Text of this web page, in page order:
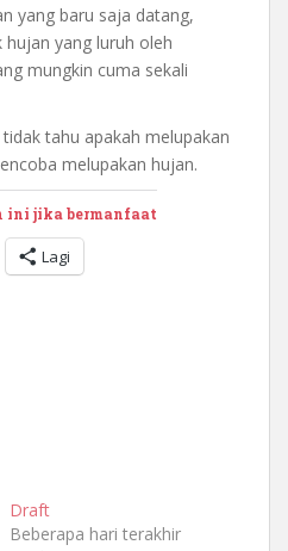
yang baru saja datang,
hujan yang luruh oleh
mungkin cuma sekali
tahu apakah melupakan
melupakan hujan.
ini jika bermanfaat
Lagi
Draft
Beberapa hari terakhir